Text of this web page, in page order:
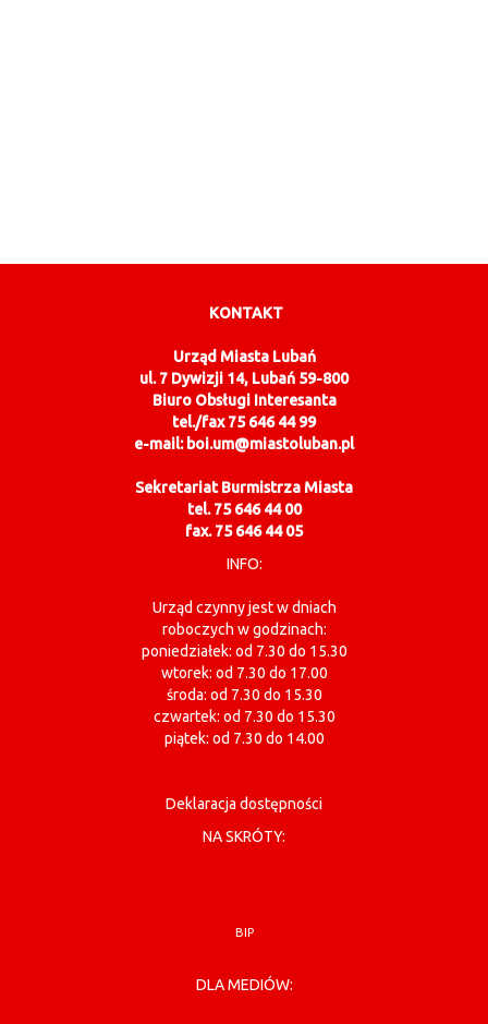
KONTAKT
Urząd Miasta Lubań
ul. 7 Dywizji 14, Lubań 59-800
Biuro Obsługi Interesanta
tel./fax 75 646 44 99
e-mail: boi.um@miastoluban.pl
Sekretariat Burmistrza Miasta
tel. 75 646 44 00
fax. 75 646 44 05
INFO:
Urząd czynny jest w dniach
roboczych w godzinach:
poniedziałek: od 7.30 do 15.30
wtorek: od 7.30 do 17.00
środa: od 7.30 do 15.30
czwartek: od 7.30 do 15.30
piątek: od 7.30 do 14.00
Deklaracja dostępności
NA SKRÓTY:
BIP
DLA MEDIÓW: